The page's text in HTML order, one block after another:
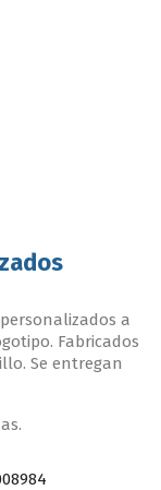
a
Fabricados
Se entregan